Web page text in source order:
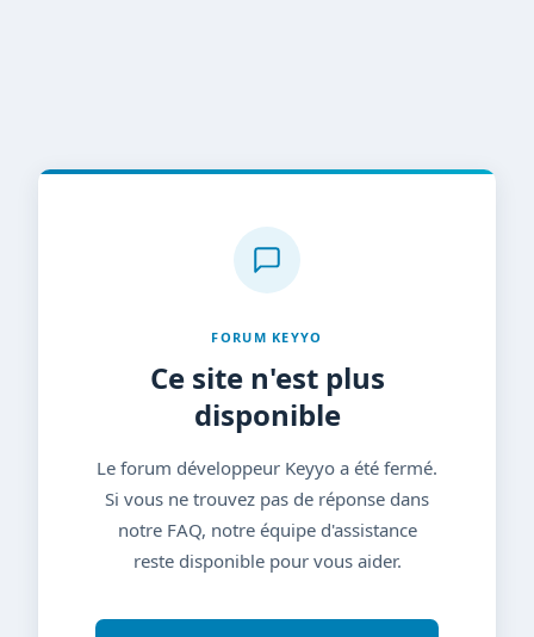
FORUM KEYYO
Ce site n'est plus
disponible
Le forum développeur Keyyo a été fermé.
Si vous ne trouvez pas de réponse dans
notre FAQ, notre équipe d'assistance
reste disponible pour vous aider.